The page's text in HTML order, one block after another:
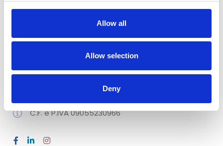
Allow all
Allow selection
Deny
degli allevatori e del pet mate.
02 829 506 04
C.F. e P.IVA 09055230966